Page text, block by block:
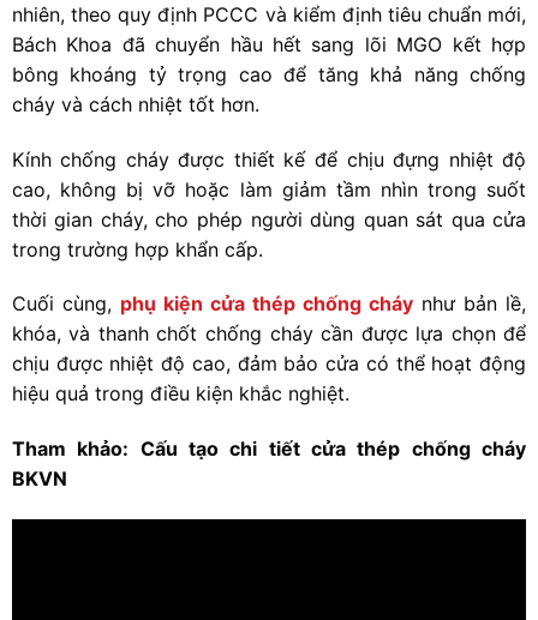
nhiên, theo quy định PCCC và kiểm định tiêu chuẩn mới,
Bách Khoa đã chuyển hầu hết sang lõi MGO kết hợp
bông khoáng tỷ trọng cao để tăng khả năng chống
cháy và cách nhiệt tốt hơn.
Kính chống cháy được thiết kế để chịu đựng nhiệt độ
cao, không bị vỡ hoặc làm giảm tầm nhìn trong suốt
thời gian cháy, cho phép người dùng quan sát qua cửa
trong trường hợp khẩn cấp.
Cuối cùng, phụ kiện cửa thép chống cháy như bản lề,
khóa, và thanh chốt chống cháy cần được lựa chọn để
chịu được nhiệt độ cao, đảm bảo cửa có thể hoạt động
hiệu quả trong điều kiện khắc nghiệt.
Tham khảo: Cấu tạo chi tiết cửa thép chống cháy
BKVN